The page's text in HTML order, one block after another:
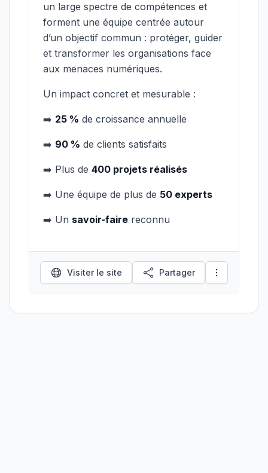
un large spectre de compétences et
forment une équipe centrée autour
d’un objectif commun : protéger, guider
et transformer les organisations face
aux menaces numériques.
Un impact concret et mesurable :
➡️ 25 % de croissance annuelle
➡️ 90 % de clients satisfaits
➡️ Plus de 400 projets réalisés
➡️ Une équipe de plus de 50 experts
➡️ Un savoir-faire reconnu
Visiter le site Partager